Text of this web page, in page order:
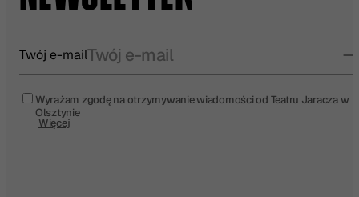
Twój e-mail
Wyrażam zgodę na otrzymywanie wiadomości od Teatru Jaracza w
Olsztynie
Więcej